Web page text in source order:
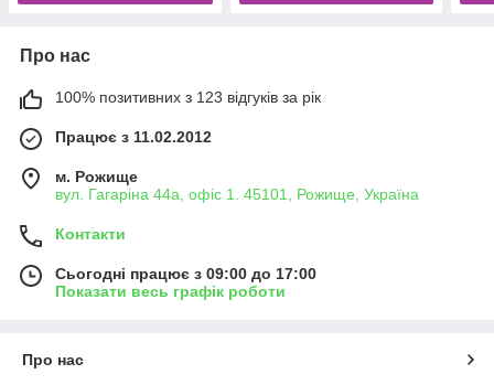
Про нас
100% позитивних з 123 відгуків за рік
Працює з 11.02.2012
м. Рожище
вул. Гагаріна 44а, офіс 1. 45101, Рожище, Україна
Контакти
Сьогодні працює з 09:00 до 17:00
Показати весь графік роботи
Про нас